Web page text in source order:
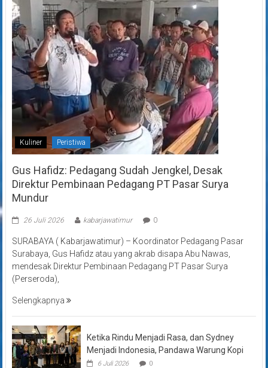
Kuliner Peristiwa
Gus Hafidz: Pedagang Sudah Jengkel, Desak
Direktur Pembinaan Pedagang PT Pasar Surya
Mundur
26 Juli 2026 kabarjawatimur 0
SURABAYA ( Kabarjawatimur) – Koordinator Pedagang Pasar
Surabaya, Gus Hafidz atau yang akrab disapa Abu Nawas,
mendesak Direktur Pembinaan Pedagang PT Pasar Surya
(Perseroda),
Selengkapnya
Ketika Rindu Menjadi Rasa, dan Sydney
Menjadi Indonesia, Pandawa Warung Kopi
6 Juli 2026 0